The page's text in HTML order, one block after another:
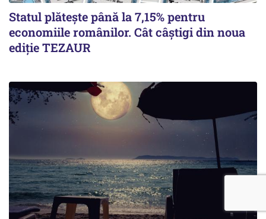
Statul plătește până la 7,15% pentru
economiile românilor. Cât câștigi din noua
ediție TEZAUR